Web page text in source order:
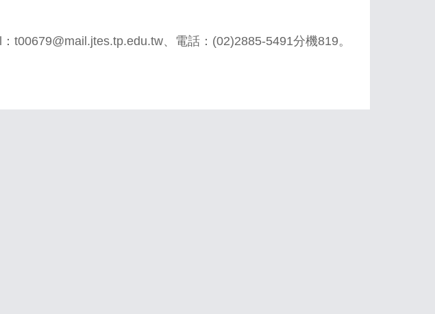
t00679@mail.jtes.tp.edu.tw、電話：(02)2885-5491分機819。